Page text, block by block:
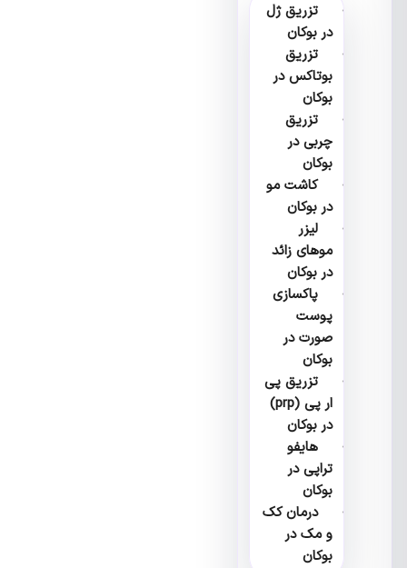
تزریق ژل
در بوکان
تزریق
بوتاکس در
بوکان
تزریق
چربی در
بوکان
کاشت مو
در بوکان
لیزر
موهای زائد
در بوکان
پاکسازی
پوست
صورت در
بوکان
تزریق پی
ار پی (prp)
در بوکان
هایفو
تراپی در
بوکان
درمان کک
و مک در
بوکان